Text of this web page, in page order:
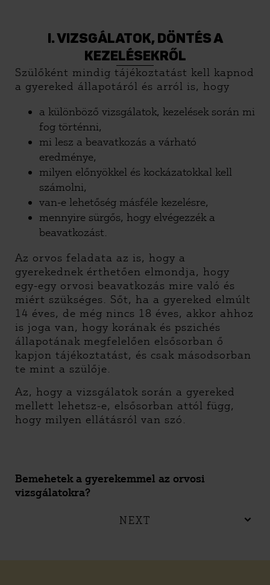
I. VIZSGÁLATOK, DÖNTÉS A
KEZELÉSEKRŐL
Szülőként mindig tájékoztatást kell kapnod
a gyereked állapotáról és arról is, hogy
a különböző vizsgálatok, kezelések során mi
fog történni,
mi lesz a beavatkozás a várható
eredménye,
milyen előnyökkel és kockázatokkal kell
számolni,
van-e lehetőség másféle kezelésre,
mennyire sürgős, hogy elvégezzék a
beavatkozást.
Az orvos feladata az is, hogy a
gyerekednek érthetően elmondja, hogy
egy-egy orvosi beavatkozás mire való és
miért szükséges. Sőt, ha a gyereked elmúlt
14 éves, de még nincs 18 éves, akkor ahhoz
is joga van, hogy korának és pszichés
állapotának megfelelően elsősorban ő
kapjon tájékoztatást, és csak másodsorban
te mint a szülője.
Az, hogy a vizsgálatok során a gyereked
mellett lehetsz-e, elsősorban attól függ,
hogy milyen ellátásról van szó.
Bemehetek a gyerekemmel az orvosi
vizsgálatokra?
NEXT